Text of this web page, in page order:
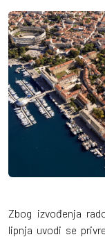
Zbog izvođenja
lipnja uvodi se